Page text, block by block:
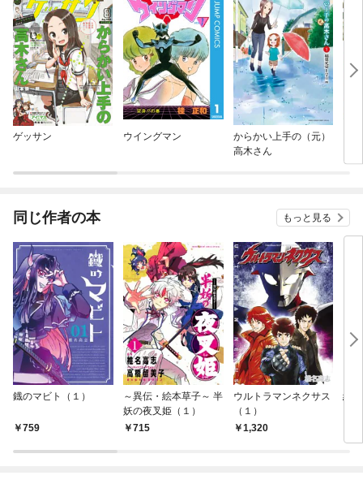
ゲッサン ウイングマン
からかい上手の（元）
高木さん
同じ作者の本 もっと見る
鐡のマビト（１）
759
～異伝・絵本草子～ 半
妖の夜叉姫（１）
715
ウルトラマンネクサス
（１）
1,320
絶